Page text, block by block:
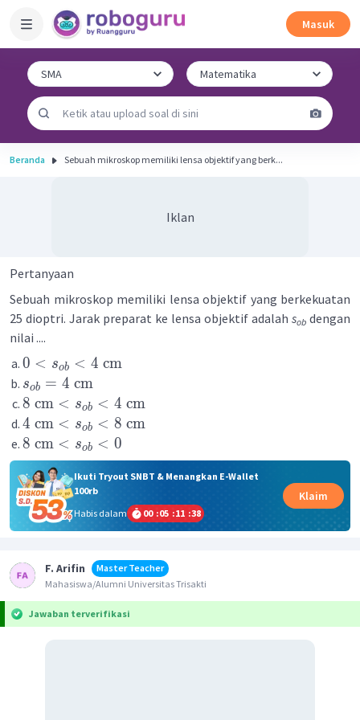
Masuk
Beranda Sebuah mikroskop memiliki lensa objektif yang berk...
Iklan
Pertanyaan
Sebuah mikroskop memiliki lensa objektif yang berkekuatan
25 dioptri. Jarak preparat ke lensa objektif adalah sob dengan
nilai ....
0 < sob < 4 cm
sob = 4 cm
8 cm < sob < 4 cm
4 cm < sob < 8 cm
8 cm < sob < 0
Ikuti Tryout SNBT & Menangkan E-Wallet
100rb
Habis dalam
00 :05 :11 :37
Klaim
F. Arifin
Master Teacher
Mahasiswa/Alumni Universitas Trisakti
Jawaban terverifikasi